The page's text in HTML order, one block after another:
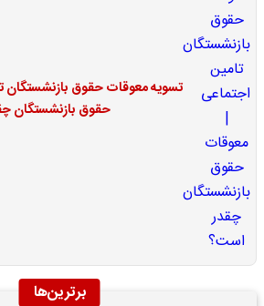
تسویه معوقات حقوق بازنشستگان
حقوق بازنشستگان
برترین‌ها